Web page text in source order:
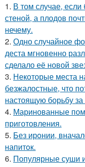
1. В том случае, если
стеной, а плодов
нечему.
2. Одно случайное
деста мгновенно
сделало её новой
3. Некоторые места
безжалостные, что
настоящую борьбу
4. Маринованные
приготовления.
5. Без ирoнии,
напитoк.
6. Популярные суши